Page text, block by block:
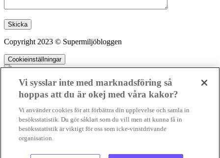
Lämna detta fält tomt.
Copyright 2023 © Supermiljöbloggen
Cookieinställningar
ideella redaktion drivit miljödebatten framåt genom nyhetsbevakning
och granskningar. Nu vill vi utveckla vårt arbete – och vi hoppas att
du vill hjälpa oss.
Vi sysslar inte med marknadsföring så
hoppas att du är okej med våra kakor?
Vi använder cookies för att förbättra din upplevelse och samla in
besöksstatistik. Du gör såklart som du vill men att kunna få in
besöksstatistik är viktigt för oss som icke-vinstdrivande
organisation.